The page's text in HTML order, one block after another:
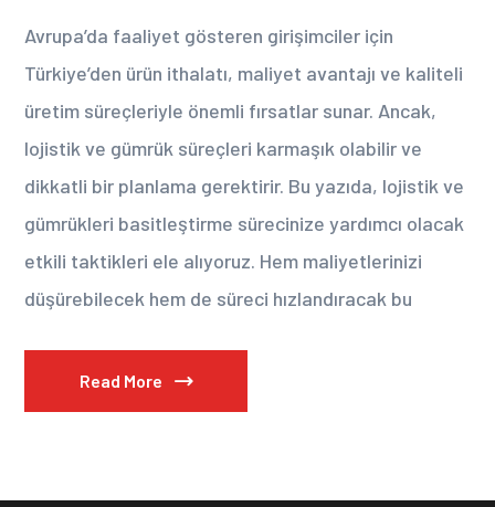
Avrupa’da faaliyet gösteren girişimciler için
Türkiye’den ürün ithalatı, maliyet avantajı ve kaliteli
üretim süreçleriyle önemli fırsatlar sunar. Ancak,
lojistik ve gümrük süreçleri karmaşık olabilir ve
dikkatli bir planlama gerektirir. Bu yazıda, lojistik ve
gümrükleri basitleştirme sürecinize yardımcı olacak
etkili taktikleri ele alıyoruz. Hem maliyetlerinizi
düşürebilecek hem de süreci hızlandıracak bu
Read More